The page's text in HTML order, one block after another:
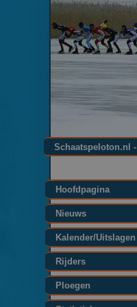
Schaatspeloton.nl -
Hoofdpagina
Nieuws
Kalender/Uitslagen
Rijders
Ploegen